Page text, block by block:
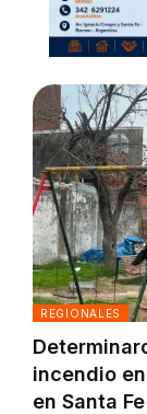
REGIONALES
incendio
en Santa Fe